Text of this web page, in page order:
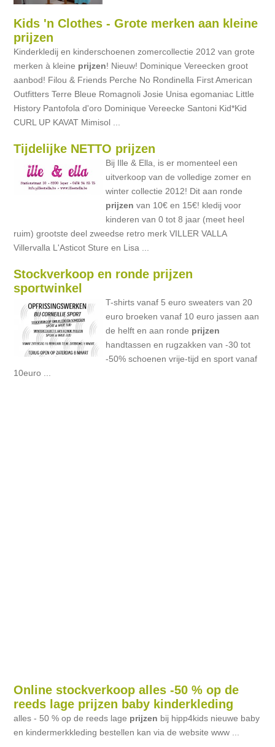
Kids 'n Clothes - Grote merken aan kleine
prijzen
Kinderkledij en kinderschoenen zomercollectie 2012 van grote
merken à kleine prijzen! Nieuw! Dominique Vereecken groot
aanbod! Filou & Friends Perche No Rondinella First American
Outfitters Terre Bleue Romagnoli Josie Unisa egomaniac Little
History Pantofola d'oro Dominique Vereecke Santoni Kid*Kid
CURL UP KAVAT Mimisol ...
Tijdelijke NETTO prijzen
Bij Ille & Ella, is er momenteel een
uitverkoop van de volledige zomer en
winter collectie 2012! Dit aan ronde
prijzen van 10€ en 15€! kledij voor
kinderen van 0 tot 8 jaar (meet heel
ruim) grootste deel zweedse retro merk VILLER VALLA
Villervalla L'Asticot Sture en Lisa ...
Stockverkoop en ronde prijzen
sportwinkel
T-shirts vanaf 5 euro sweaters van 20
euro broeken vanaf 10 euro jassen aan
de helft en aan ronde prijzen
handtassen en rugzakken van -30 tot
-50% schoenen vrije-tijd en sport vanaf
10euro ...
Online stockverkoop alles -50 % op de
reeds lage prijzen baby kinderkleding
alles - 50 % op de reeds lage prijzen bij hipp4kids nieuwe baby
en kindermerkkleding bestellen kan via de website www ...